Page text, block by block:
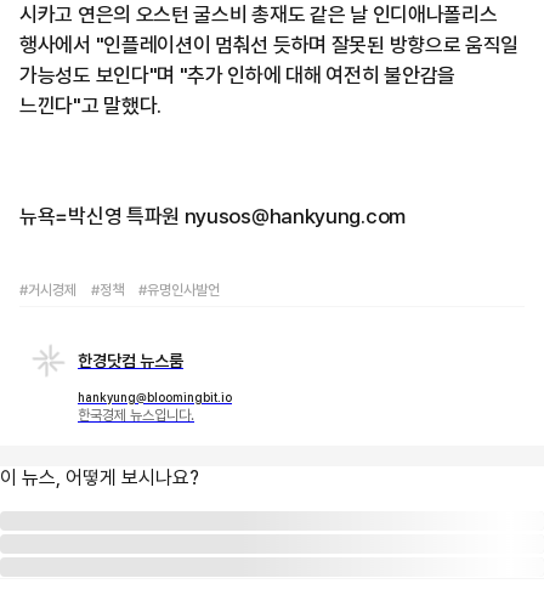
시카고 연은의 오스턴 굴스비 총재도 같은 날 인디애나폴리스
행사에서 "인플레이션이 멈춰선 듯하며 잘못된 방향으로 움직일
가능성도 보인다"며 "추가 인하에 대해 여전히 불안감을
느낀다"고 말했다.
뉴욕=박신영 특파원 nyusos@hankyung.com
#거시경제 #정책 #유명인사발언
한경닷컴 뉴스룸
hankyung@bloomingbit.io
한국경제 뉴스입니다.
이 뉴스, 어떻게 보시나요?